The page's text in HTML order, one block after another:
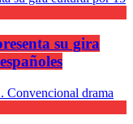
su gira